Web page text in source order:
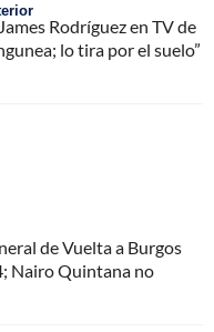
Rodríguez en TV de
lo tira por el suelo”
de Vuelta a Burgos
Nairo Quintana no